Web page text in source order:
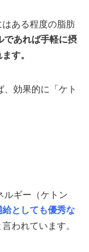
ある程度の脂肪
であれば手軽に摂
す。
効果的に「ケト
ルギー（ケトン
としても優秀な
言われています。